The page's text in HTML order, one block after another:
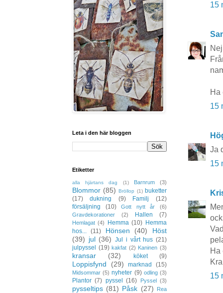
15
Ha
15
Ja
15
Ha
15
Leta i den här bloggen
Etiketter
alla hjärtans dag (1) Barnrum (3)
Blommor (85) Bröllop (1) buketter
(17)
dukning (9) Familj
(12)
försäljning
(10) Gott nytt år
(6)
Gravdekorationer
(2) Hallen (7)
Hemlagat (4) Hemma (10) Hemma
hos...
(11) Hönsen (40)
Höst
(39) jul (36) Jul i vårt hus (21)
julpyssel
(19) kakfat (2) Kaninen (3)
kransar (32) köket (9)
Loppisfynd (29) marknad (15)
Midsommar (5) nyheter (9) odling (3)
Plantor (7) pyssel (16) Pyssel (3)
pysseltips (81) Påsk (27)
Rea